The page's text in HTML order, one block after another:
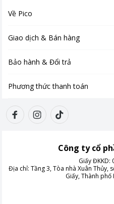
Về Pico
Giao dịch & Bán hàng
Bảo hành & Đổi trả
Phương thức thanh toán
Công ty cổ
Giấy ĐKKD:
Địa chỉ: Tầng 3, Tòa nhà Xuân Thủy,
Giấy, Thành phố